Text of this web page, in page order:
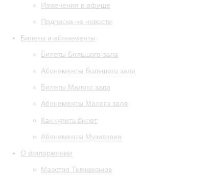
Изменения в афише
Подписка на новости
Билеты и абонементы
Билеты Большого зала
Абонементы Большого зала
Билеты Малого зала
Абонементы Малого зала
Как купить билет
Абонементы Музитория
О филармонии
Маэстро Темирканов